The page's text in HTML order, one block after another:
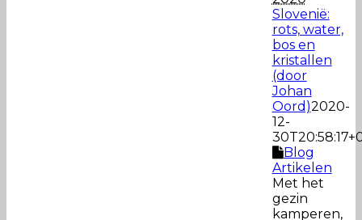
Slovenië:
rots, water,
bos en
kristallen
(door
Johan
Oord)2020-
12-
Blog
Artikelen
Met het
gezin
kamperen,